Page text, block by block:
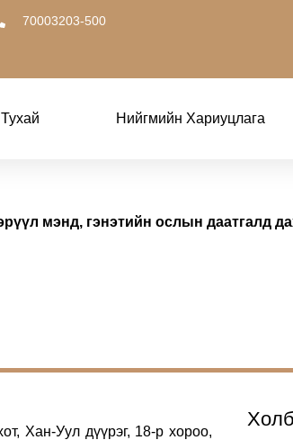
70003203-500
Нийгмийн Хариуцлага
мэнд, гэнэтийн ослын даатгалд
Хан-Уул дүүрэг, 18-р хороо,